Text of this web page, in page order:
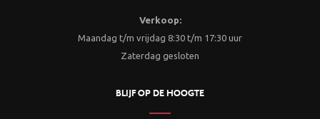
Verkoop:
Maandag t/m vrijdag 8:30 t/m 17:30 uur
Zaterdag gesloten
BLIJF OP DE HOOGTE